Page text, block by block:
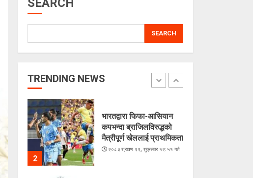
SEARCH
SEARCH
TRENDING NEWS
5
1
लगातारको सुक्खा पहिरोले
2
भारतद्वारा फिफा-आसियान
कपभन्दा ब्राजिलविरुद्धको
मैत्रीपूर्ण खेललाई प्राथमिकता
२०८३ श्रावण २२, शुक्रबार १२:५१ गते